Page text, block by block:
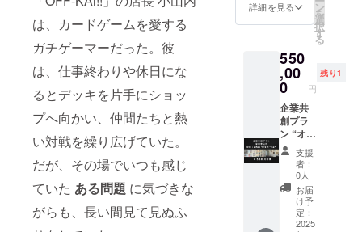
は、カードゲームを愛する
ガチゲーマーだった。彼
は、仕事終わりや休日にな
るとデッキを片手にショッ
プへ向かい、仲間たちと熱
い対戦を繰り広げていた。
だが、その場でいつも感じ
ていた ある問題 に気づきな
がらも、長い間見て見ぬふ
ズ：
300ml
詳細を見る ン
を
選
択
す
る
550
,00
0 円
残り1
企業共
創プラ
ン “オタ
ク×美
容”の最
前線
で、御
社だけ
のヒッ
ト商品
支援
者：
0人
お届
け予
定：
2025